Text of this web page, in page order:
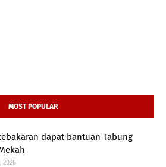
MOST POPULAR
dapat bantuan Tabung
2026